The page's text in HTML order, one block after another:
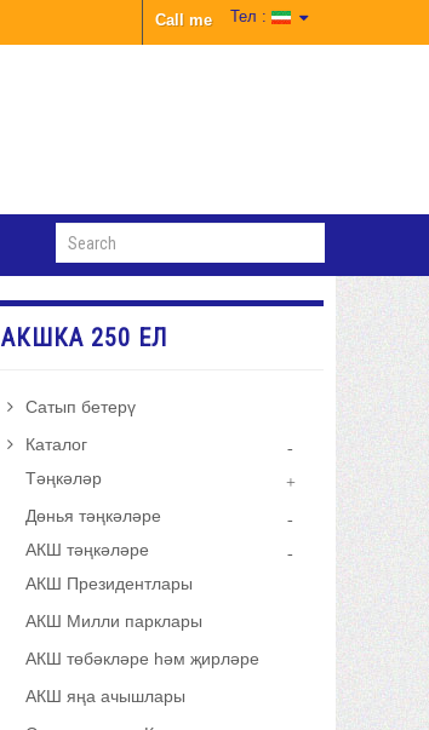
Тел :
Call me
АКШКА 250 ЕЛ
Сатып бетерү
Каталог
Тәңкәләр
Дөнья тәңкәләре
АКШ тәңкәләре
АКШ Президентлары
АКШ Милли парклары
АКШ төбәкләре һәм җирләре
АКШ яңа ачышлары